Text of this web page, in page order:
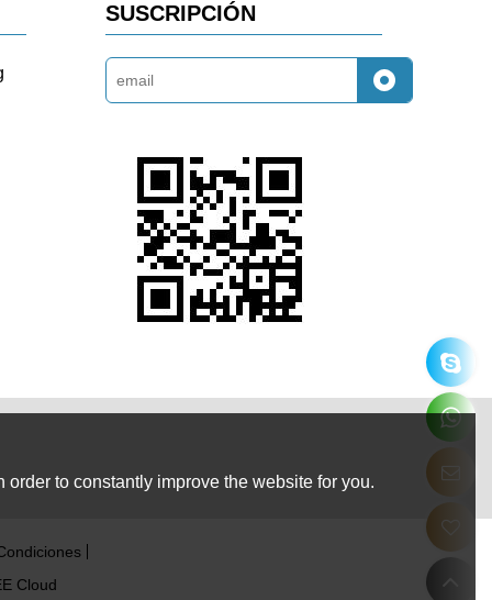
SUSCRIPCIÓN
Cloud
to constantly improve the website for you.